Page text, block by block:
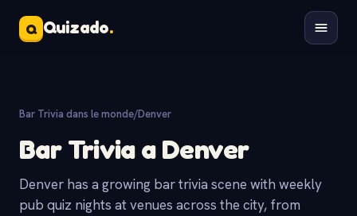
Q Quizado.
Bar Trivia dans le monde/Denver
Bar Trivia a Denver
Denver has a growing bar trivia scene with weekly
pub quiz nights at venues across the city, from